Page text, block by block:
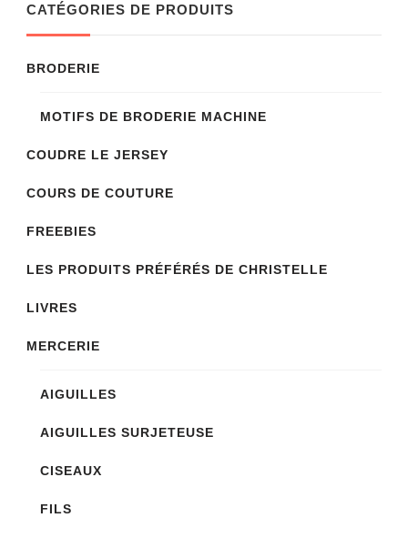
CATÉGORIES DE PRODUITS
BRODERIE
MOTIFS DE BRODERIE MACHINE
COUDRE LE JERSEY
COURS DE COUTURE
FREEBIES
LES PRODUITS PRÉFÉRÉS DE CHRISTELLE
LIVRES
MERCERIE
AIGUILLES
AIGUILLES SURJETEUSE
CISEAUX
FILS